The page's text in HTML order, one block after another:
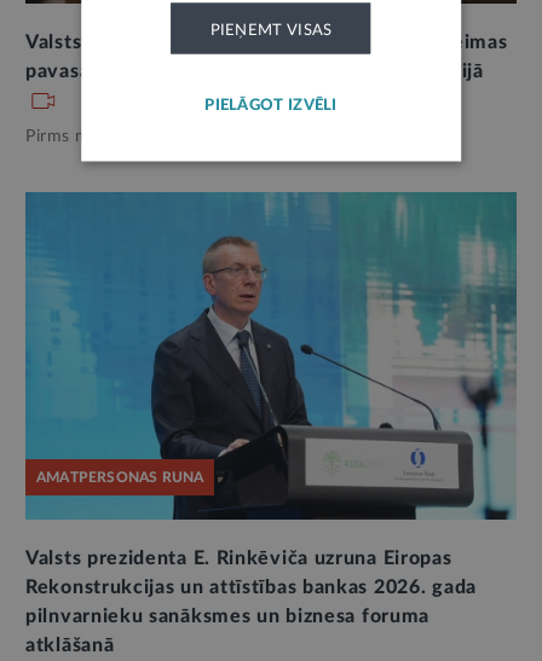
Valsts prezidenta Edgara Rinkēviča uzruna Saeimas
pavasara sesijas noslēgumā 2026. gada 18. jūnijā
Pirms mēneša,
AMATPERSONAS RUNA
Valsts prezidenta E. Rinkēviča uzruna Eiropas
Rekonstrukcijas un attīstības bankas 2026. gada
pilnvarnieku sanāksmes un biznesa foruma
atklāšanā
PIEŅEMT VISAS
PIELĀGOT IZVĒLI